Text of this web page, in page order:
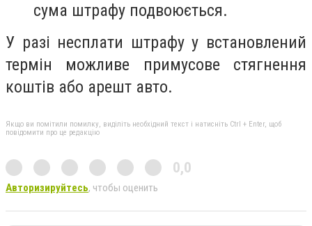
сума штрафу подвоюється.
У разі несплати штрафу у встановлений
термін можливе примусове стягнення
коштів або арешт авто.
Якщо ви помітили помилку, виділіть необхідний текст і натисніть Ctrl + Enter, щоб
повідомити про це редакцію
0,0
Авторизируйтесь, чтобы оценить